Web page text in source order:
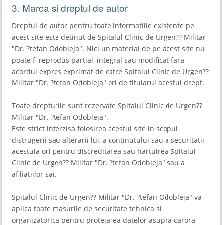
3. Marca si dreptul de autor
Dreptul de autor pentru toate informatiile existente pe
acest site este detinut de Spitalul Clinic de Urgen?? Militar
"Dr. ?tefan Odobleja". Nici un material de pe acest site nu
poate fi reprodus partial, integral sau modificat fara
acordul expres exprimat de catre Spitalul Clinic de Urgen??
Militar "Dr. ?tefan Odobleja" ori de titularul acestui drept.
Toate drepturile sunt rezervate Spitalul Clinic de Urgen??
Militar "Dr. ?tefan Odobleja".
Este strict interzisa folosirea acestui site in scopul
distrugerii sau alterarii lui, a continutului sau a securitatii
acestuia ori pentru discreditarea sau hartuirea Spitalul
Clinic de Urgen?? Militar "Dr. ?tefan Odobleja" sau a
afiliatiilor sai.
Spitalul Clinic de Urgen?? Militar "Dr. ?tefan Odobleja" va
aplica toate masurile de securitate tehnica si
organizatorica pentru protejarea datelor asupra carora